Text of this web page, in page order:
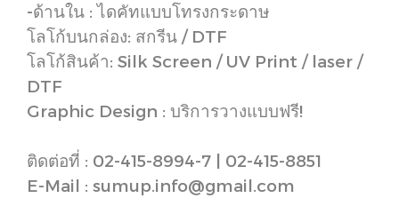
-ด้านใน : ไดคัทแบบโทรงกระดาษ
โลโก้บนกล่อง: สกรีน / DTF
โลโก้สินค้า: Silk Screen / UV Print / laser /
DTF
Graphic Design : บริการวางแบบฟรี!
ติดต่อที่ : 02-415-8994-7 | 02-415-8851
E-Mail : sumup.info@gmail.com